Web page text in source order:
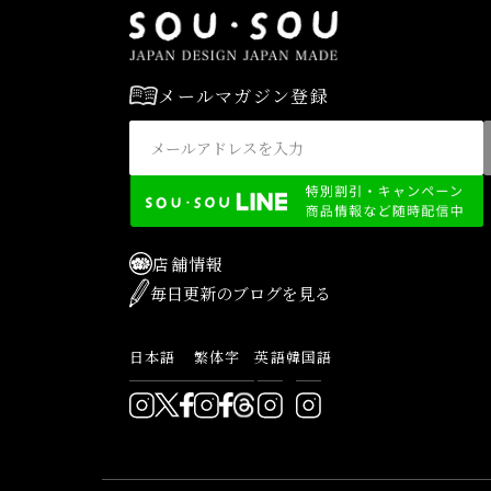
メールマガジン登録
店舗情報
毎日更新のブログを見る
日本語 繁体字 英語韓国語